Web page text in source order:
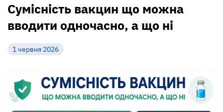
Сумісність вакцин що можна
вводити одночасно, а що ні
1 червня 2026